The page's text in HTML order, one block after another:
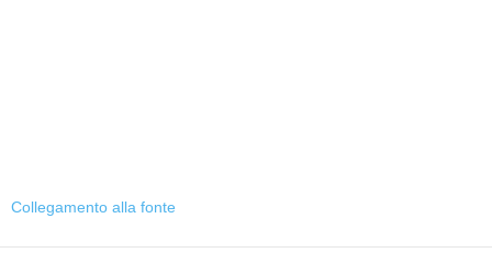
Collegamento alla fonte